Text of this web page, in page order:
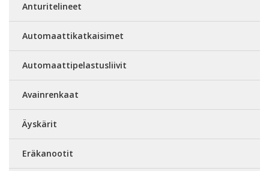
Anturitelineet
Automaattikatkaisimet
Automaattipelastusliivit
Avainrenkaat
Äyskärit
Eräkanootit